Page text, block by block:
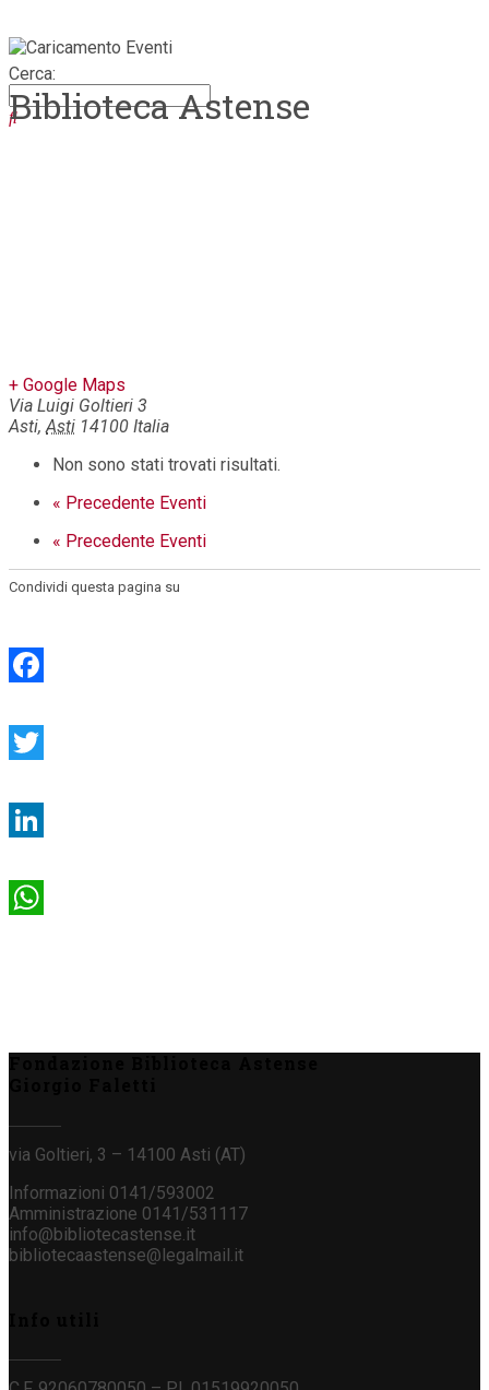
Cerca:
Biblioteca Astense
+ Google Maps
Via Luigi Goltieri 3
Asti, Asti 14100 Italia
Non sono stati trovati risultati.
« Precedente Eventi
« Precedente Eventi
Condividi questa pagina su
via Goltieri, 3 – 14100 Asti (AT)
Informazioni 0141/593002
Amministrazione 0141/531117
info@bibliotecastense.it
bibliotecaastense@legalmail.it